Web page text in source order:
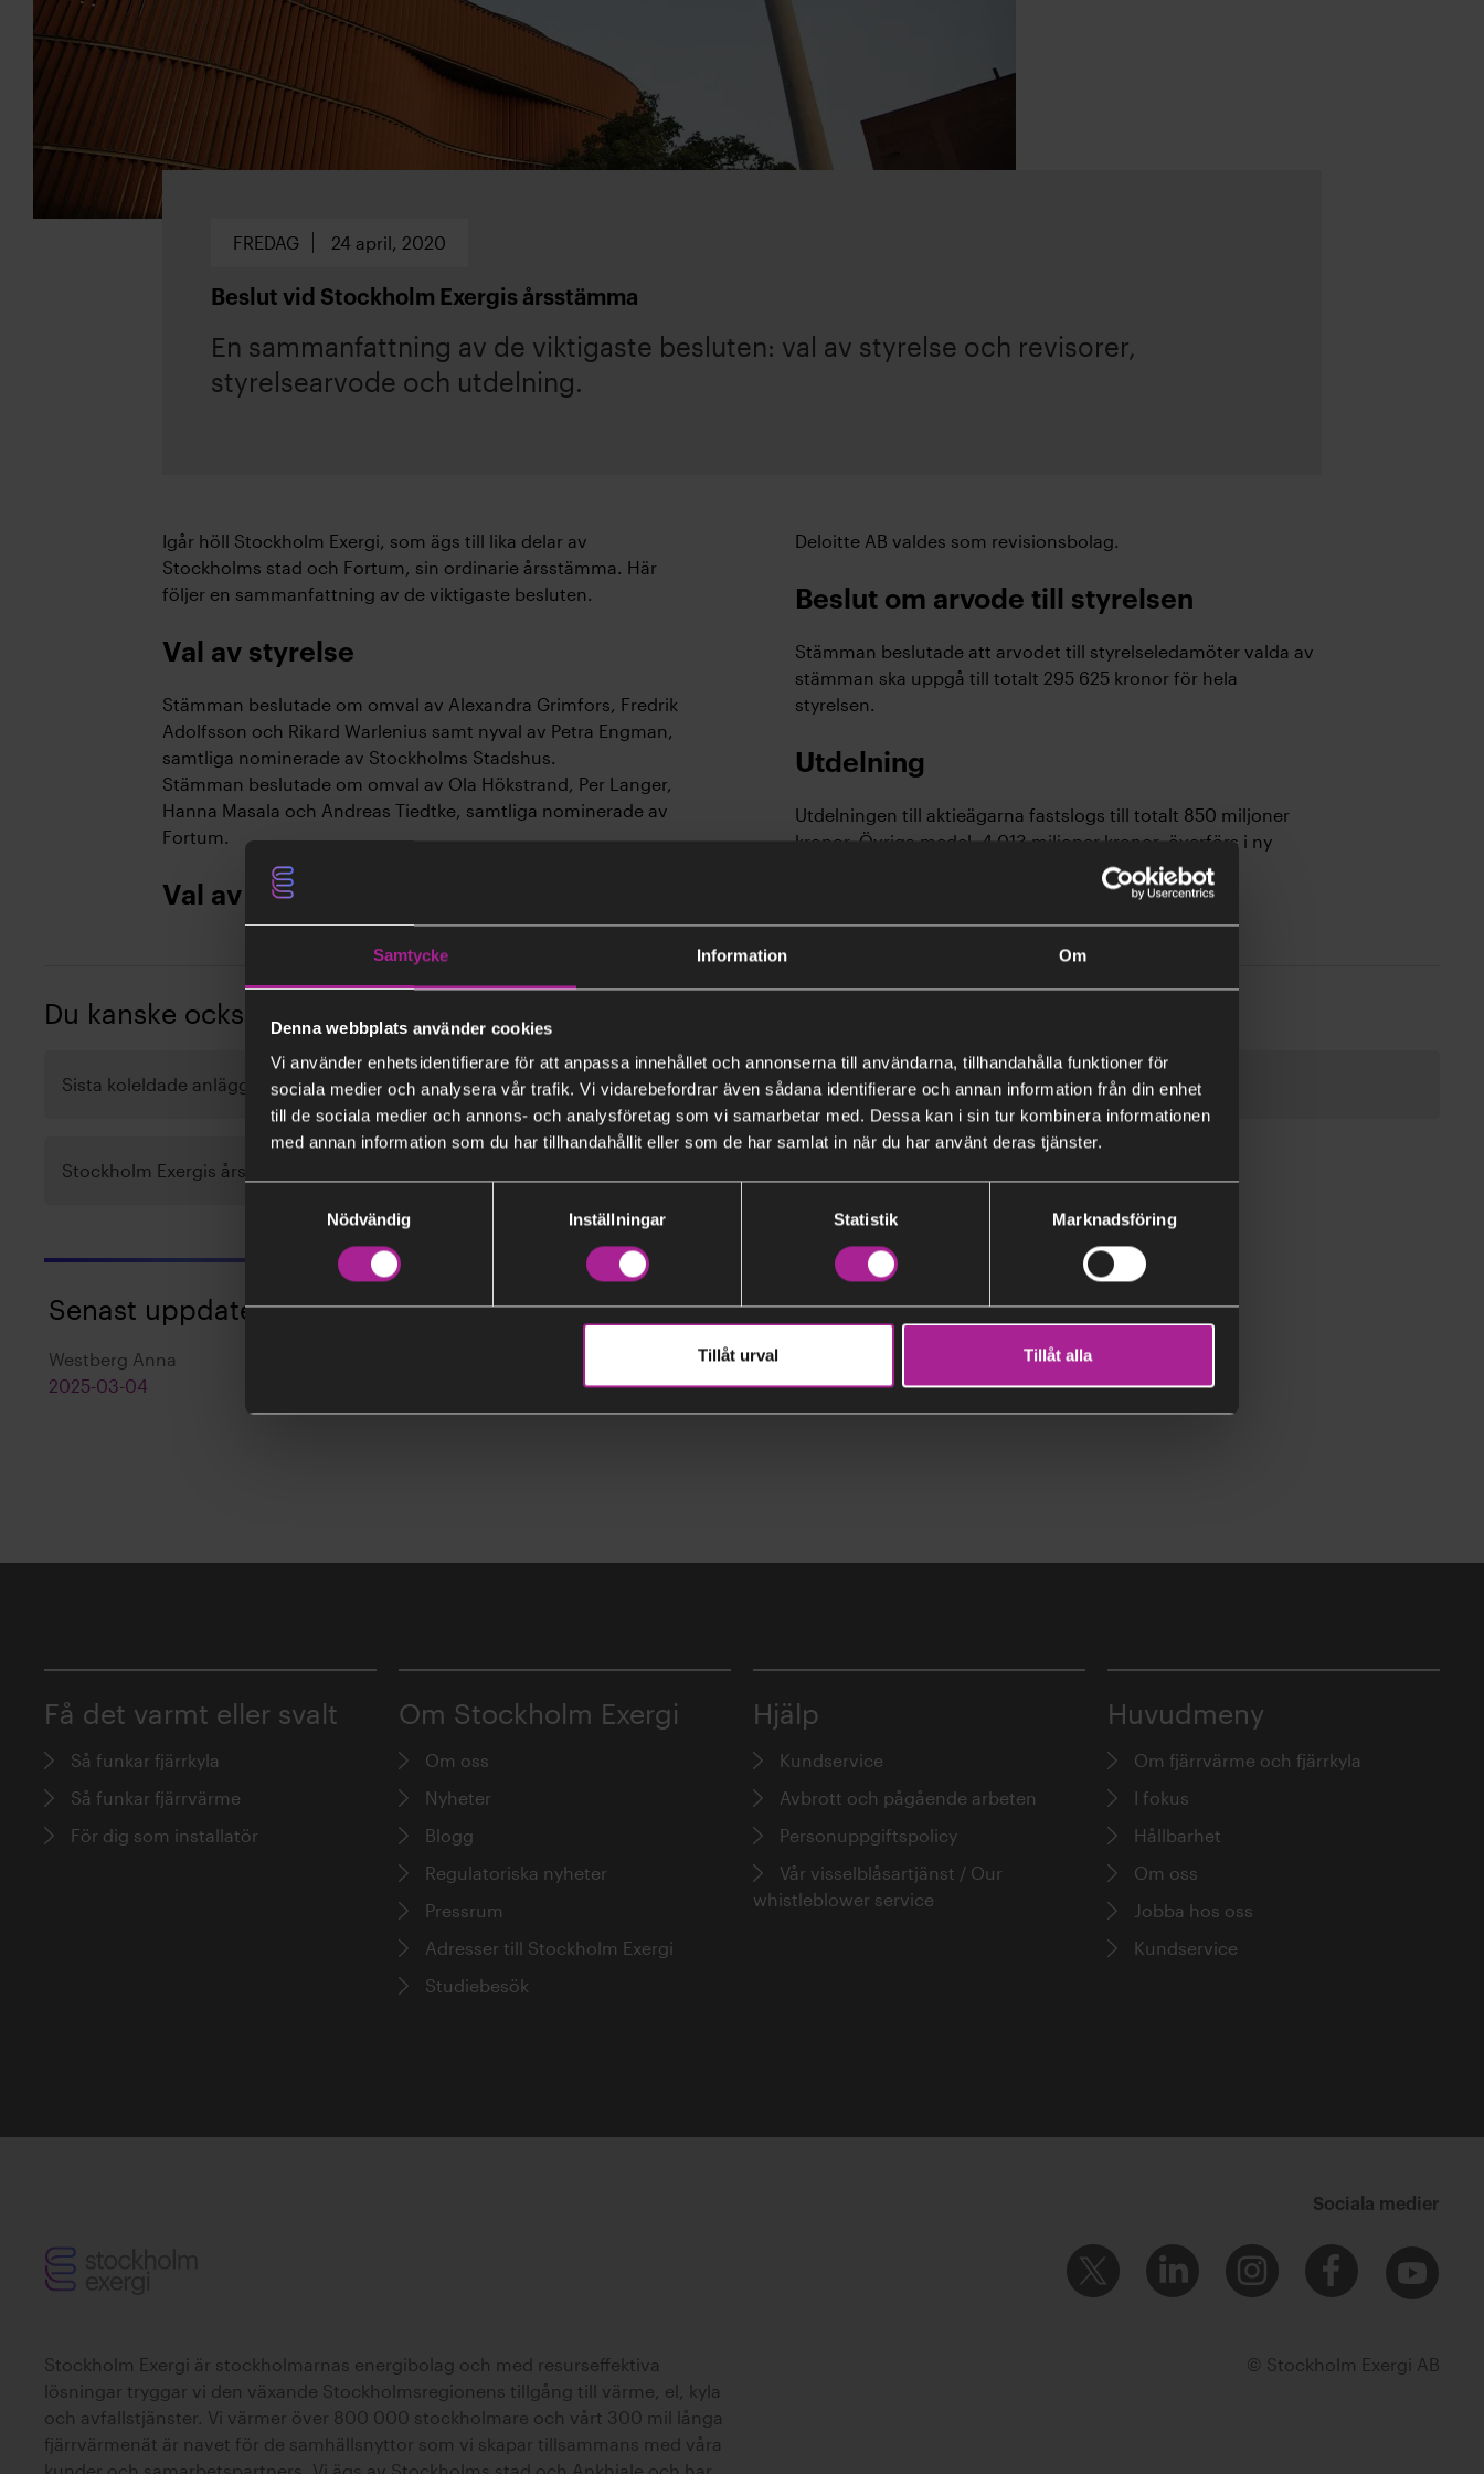
Samtycke Information Om
Denna webbplats använder cookies
Vi använder enhetsidentifierare för att anpassa innehållet och annonserna till användarna, tillhandahålla funktioner för
sociala medier och analysera vår trafik. Vi vidarebefordrar även sådana identifierare och annan information från din enhet
till de sociala medier och annons- och analysföretag som vi samarbetar med. Dessa kan i sin tur kombinera informationen
med annan information som du har tillhandahållit eller som de har samlat in när du har använt deras tjänster.
Nödvändig
Inställningar Statistik Marknadsföring
Tillåt urval Tillåt alla
FREDAG 24 april, 2020
Beslut vid Stockholm Exergis årsstämma
En sammanfattning av de viktigaste besluten: val av styrelse och revisorer,
styrelsearvode och utdelning.
Igår höll Stockholm Exergi, som ägs till lika delar av
Stockholms stad och Fortum, sin ordinarie årsstämma. Här
följer en sammanfattning av de viktigaste besluten.
Val av styrelse
Stämman beslutade om omval av Alexandra Grimfors, Fredrik
Adolfsson och Rikard Warlenius samt nyval av Petra Engman,
samtliga nominerade av Stockholms Stadshus.
Stämman beslutade om omval av Ola Hökstrand, Per Langer,
Hanna Masala och Andreas Tiedtke, samtliga nominerade av
Fortum.
Val av revisor
Deloitte AB valdes som revisionsbolag.
Beslut om arvode till styrelsen
Stämman beslutade att arvodet till styrelseledamöter valda av
stämman ska uppgå till totalt 295 625 kronor för hela
styrelsen.
Utdelning
Utdelningen till aktieägarna fastslogs till totalt 850 miljoner
kronor. Övriga medel, 4 013 miljoner kronor, överförs i ny
Du kanske också är intresserad av:
Sista koleldade anläggningen i Stockholm stängs ned för gott
Stockholm Exergis års- och hållbarhetsredovisning 2019
Fakta om oss
Senast uppdaterad
Westberg Anna
2025-03-04
Kategorier
Företag Regulatoriska nyheter
Få det varmt eller svalt
Så funkar fjärrkyla
Så funkar fjärrvärme
För dig som installatör
Om Stockholm Exergi
Om oss
Nyheter
Blogg
Regulatoriska nyheter
Pressrum
Adresser till Stockholm Exergi
Studiebesök
Hjälp
Kundservice
Avbrott och pågående arbeten
Personuppgiftspolicy
Vår visselblåsartjänst / Our
whistleblower service
Huvudmeny
Om fjärrvärme och fjärrkyla
I fokus
Hållbarhet
Om oss
Jobba hos oss
Kundservice
Sociala medier
Stockholm Exergi är stockholmarnas energibolag och med resurseffektiva
lösningar tryggar vi den växande Stockholmsregionens tillgång till värme, el, kyla
och avfallstjänster. Vi värmer över 800 000 stockholmare och vårt 300 mil långa
fjärrvärmenät är navet för de samhällsnyttor som vi skapar tillsammans med våra
© Stockholm Exergi AB